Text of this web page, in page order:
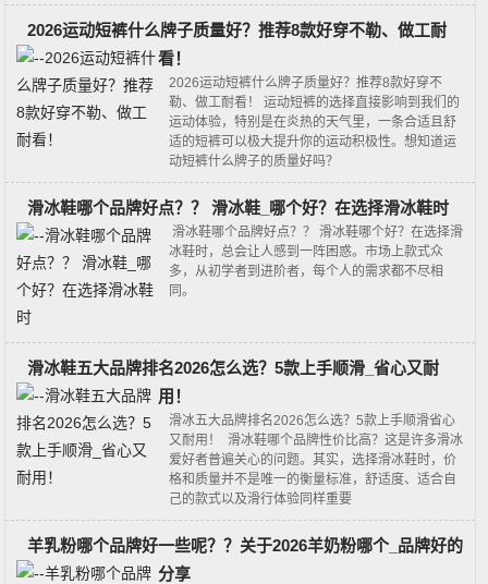
2026运动短裤什么牌子质量好？推荐8款好穿不勒、做工耐
看！
2026运动短裤什么牌子质量好？推荐8款好穿不
勒、做工耐看！ 运动短裤的选择直接影响到我们的
运动体验，特别是在炎热的天气里，一条合适且舒
适的短裤可以极大提升你的运动积极性。想知道运
动短裤什么牌子的质量好吗？
滑冰鞋哪个品牌好点？？ 滑冰鞋_哪个好？在选择滑冰鞋时
滑冰鞋哪个品牌好点？？ 滑冰鞋哪个好？在选择滑
冰鞋时，总会让人感到一阵困惑。市场上款式众
多，从初学者到进阶者，每个人的需求都不尽相
同。
滑冰鞋五大品牌排名2026怎么选？5款上手顺滑_省心又耐
用！
滑冰五大品牌排名2026怎么选？5款上手顺滑省心
又耐用！ 滑冰鞋哪个品牌性价比高？这是许多滑冰
爱好者普遍关心的问题。其实，选择滑冰鞋时，价
格和质量并不是唯一的衡量标准，舒适度、适合自
己的款式以及滑行体验同样重要
羊乳粉哪个品牌好一些呢？？关于2026羊奶粉哪个_品牌好的
分享